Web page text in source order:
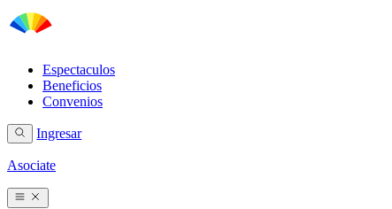
Espectaculos
Beneficios
Convenios
Ingresar
Asociate